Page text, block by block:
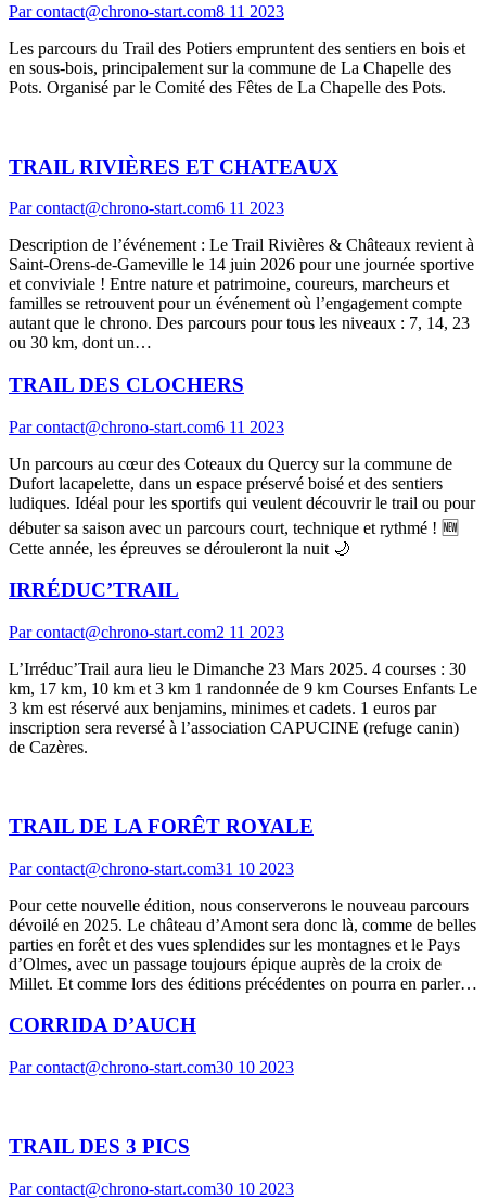
Parcontact@chrono-start.com8 11 2023
Les parcours du Trail des Potiers empruntent des sentiers en bois et
en sous-bois, principalement sur la commune de La Chapelle des
Pots. Organisé par le Comité des Fêtes de La Chapelle des Pots.
TRAIL RIVIÈRES ET CHATEAUX
Parcontact@chrono-start.com6 11 2023
Description de l’événement : Le Trail Rivières & Châteaux revient à
Saint-Orens-de-Gameville le 14 juin 2026 pour une journée sportive
et conviviale ! Entre nature et patrimoine, coureurs, marcheurs et
familles se retrouvent pour un événement où l’engagement compte
autant que le chrono. Des parcours pour tous les niveaux : 7, 14, 23
ou 30 km, dont un…
TRAIL DES CLOCHERS
Parcontact@chrono-start.com6 11 2023
Un parcours au cœur des Coteaux du Quercy sur la commune de
Dufort lacapelette, dans un espace préservé boisé et des sentiers
ludiques. Idéal pour les sportifs qui veulent découvrir le trail ou pour
débuter sa saison avec un parcours court, technique et rythmé ! 🆕
Cette année, les épreuves se dérouleront la nuit 🌙
IRRÉDUC’TRAIL
Parcontact@chrono-start.com2 11 2023
L’Irréduc’Trail aura lieu le Dimanche 23 Mars 2025. 4 courses : 30
km, 17 km, 10 km et 3 km 1 randonnée de 9 km Courses Enfants Le
3 km est réservé aux benjamins, minimes et cadets. 1 euros par
inscription sera reversé à l’association CAPUCINE (refuge canin)
de Cazères.
TRAIL DE LA FORÊT ROYALE
Parcontact@chrono-start.com31 10 2023
Pour cette nouvelle édition, nous conserverons le nouveau parcours
dévoilé en 2025. Le château d’Amont sera donc là, comme de belles
parties en forêt et des vues splendides sur les montagnes et le Pays
d’Olmes, avec un passage toujours épique auprès de la croix de
Millet. Et comme lors des éditions précédentes on pourra en parler…
CORRIDA D’AUCH
Parcontact@chrono-start.com30 10 2023
TRAIL DES 3 PICS
Parcontact@chrono-start.com30 10 2023